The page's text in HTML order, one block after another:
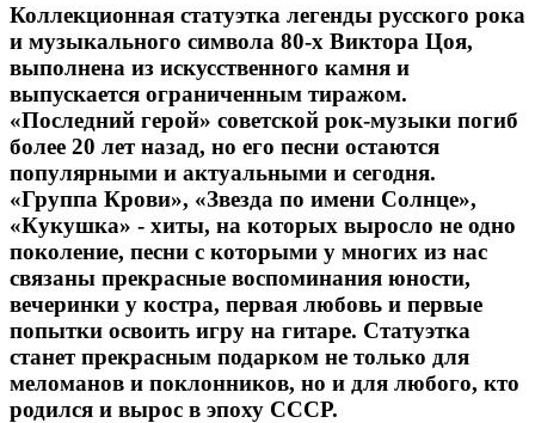
Коллекционная статуэтка легенды русского рока
и музыкального символа 80-х Виктора Цоя,
выполнена из искусственного камня и
выпускается ограниченным тиражом.
«Последний герой» советской рок-музыки погиб
более 20 лет назад, но его песни остаются
популярными и актуальными и сегодня.
«Группа Крови», «Звезда по имени Солнце»,
«Кукушка» - хиты, на которых выросло не одно
поколение, песни с которыми у многих из нас
связаны прекрасные воспоминания юности,
вечеринки у костра, первая любовь и первые
попытки освоить игру на гитаре. Статуэтка
станет прекрасным подарком не только для
меломанов и поклонников, но и для любого, кто
родился и вырос в эпоху СССР.